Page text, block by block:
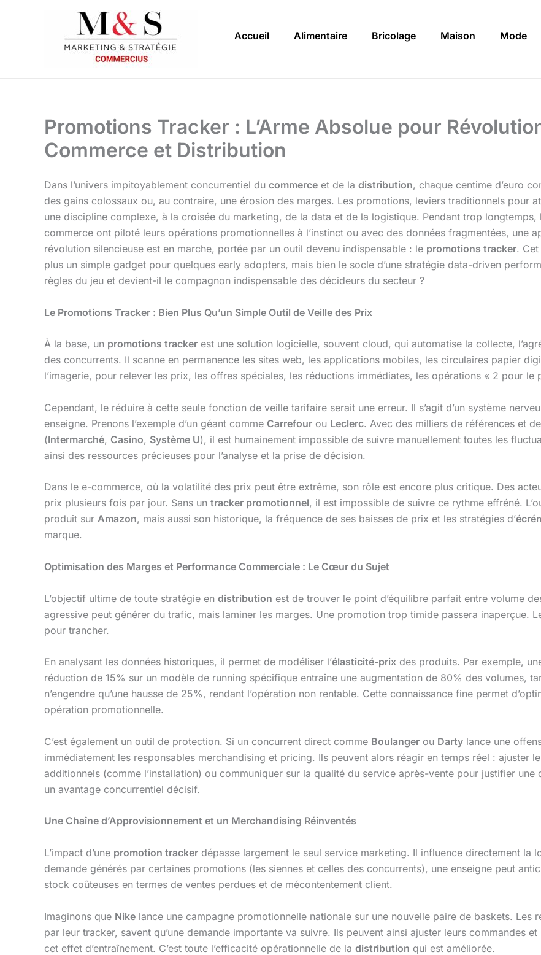
Accueil Alimentaire Bricolage Maison Mode
Promotions Tracker : L’Arme Absolue pour
Commerce et Distribution
Dans l’univers impitoyablement concurrentiel du commerce et de la distribution, chaque centime d’euro
des gains colossaux ou, au contraire, une érosion des marges. Les promotions, leviers traditionnels pour
une discipline complexe, à la croisée du marketing, de la data et de la logistique. Pendant trop
commerce ont piloté leurs opérations promotionnelles à l’instinct ou avec des données fragmentées, une
révolution silencieuse est en marche, portée par un outil devenu indispensable : le promotions tracker. Cet
plus un simple gadget pour quelques early adopters, mais bien le socle d’une stratégie data-driven
règles du jeu et devient-il le compagnon indispensable des décideurs du secteur ?
Le Promotions Tracker : Bien Plus Qu’un Simple Outil de Veille des Prix
À la base, un promotions tracker est une solution logicielle, souvent cloud, qui automatise la collecte,
des concurrents. Il scanne en permanence les sites web, les applications mobiles, les circulaires papier
l’imagerie, pour relever les prix, les offres spéciales, les réductions immédiates, les opérations « 2 pour le
Cependant, le réduire à cette seule fonction de veille tarifaire serait une erreur. Il s’agit d’un système
enseigne. Prenons l’exemple d’un géant comme Carrefour ou Leclerc. Avec des milliers de références et
(Intermarché, Casino, Système U), il est humainement impossible de suivre manuellement toutes les
ainsi des ressources précieuses pour l’analyse et la prise de décision.
Dans le e-commerce, où la volatilité des prix peut être extrême, son rôle est encore plus critique. Des
prix plusieurs fois par jour. Sans un tracker promotionnel, il est impossible de suivre ce rythme effréné.
produit sur Amazon, mais aussi son historique, la fréquence de ses baisses de prix et les stratégies d’
marque.
Optimisation des Marges et Performance Commerciale : Le Cœur du Sujet
L’objectif ultime de toute stratégie en distribution est de trouver le point d’équilibre parfait entre volume
agressive peut générer du trafic, mais laminer les marges. Une promotion trop timide passera inaperçue.
pour trancher.
En analysant les données historiques, il permet de modéliser l’élasticité-prix des produits. Par exemple,
réduction de 15% sur un modèle de running spécifique entraîne une augmentation de 80% des volumes,
n’engendre qu’une hausse de 25%, rendant l’opération non rentable. Cette connaissance fine permet
opération promotionnelle.
C’est également un outil de protection. Si un concurrent direct comme Boulanger ou Darty lance une
immédiatement les responsables merchandising et pricing. Ils peuvent alors réagir en temps réel : ajuster
additionnels (comme l’installation) ou communiquer sur la qualité du service après-vente pour justifier
un avantage concurrentiel décisif.
Une Chaîne d’Approvisionnement et un Merchandising Réinventés
L’impact d’une promotion tracker dépasse largement le seul service marketing. Il influence directement la
demande générés par certaines promotions (les siennes et celles des concurrents), une enseigne peut
stock coûteuses en termes de ventes perdues et de mécontentement client.
Imaginons que Nike lance une campagne promotionnelle nationale sur une nouvelle paire de baskets. Les
par leur tracker, savent qu’une demande importante va suivre. Ils peuvent ainsi ajuster leurs commandes
cet effet d’entraînement. C’est toute l’efficacité opérationnelle de la distribution qui est améliorée.